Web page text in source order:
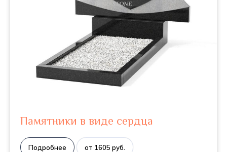
Памятники в виде сердца
Подробнее от 1605 руб.